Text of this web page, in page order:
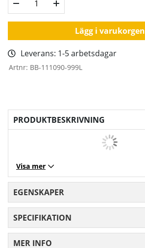
Lägg i varukorgen
Leverans: 1-5 arbetsdagar
Artnr: BB-111090-999L
PRODUKTBESKRIVNING
Visa mer
EGENSKAPER
SPECIFIKATION
MER INFO